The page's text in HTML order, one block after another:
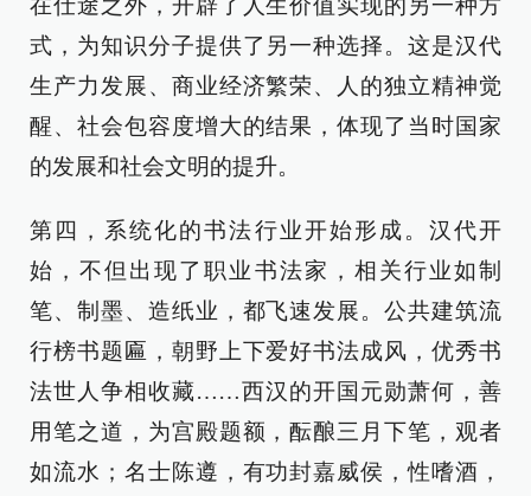
式，为知识分子提供了另一种选择。这是汉代
生产力发展、商业经济繁荣、人的独立精神觉
醒、社会包容度增大的结果，体现了当时国家
的发展和社会文明的提升。
第四，系统化的书法行业开始形成。汉代开
始，不但出现了职业书法家，相关行业如制
笔、制墨、造纸业，都飞速发展。公共建筑流
行榜书题匾，朝野上下爱好书法成风，优秀书
法世人争相收藏……西汉的开国元勋萧何，善
用笔之道，为宫殿题额，酝酿三月下笔，观者
如流水；名士陈遵，有功封嘉威侯，性嗜酒，